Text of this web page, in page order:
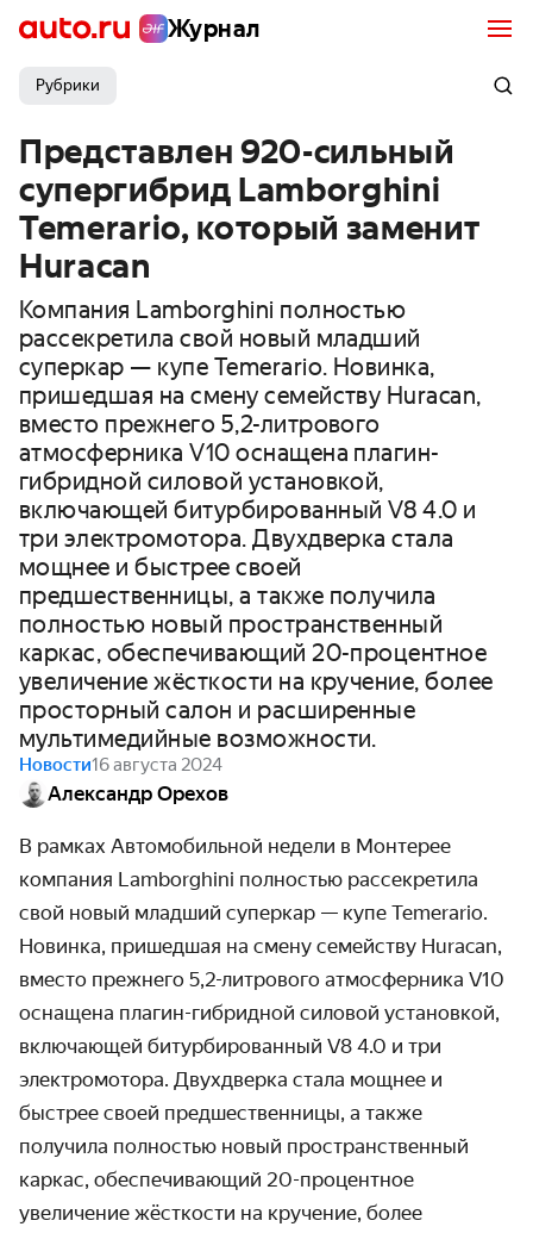
Журнал
Рубрики
Представлен 920-сильный
супергибрид Lamborghini
Temerario, который заменит
Huracan
Компания Lamborghini полностью
рассекретила свой новый младший
суперкар — купе Temerario. Новинка,
пришедшая на смену семейству Huracan,
вместо прежнего 5,2-литрового
атмосферника V10 оснащена плагин-
гибридной силовой установкой,
включающей битурбированный V8 4.0 и
три электромотора. Двухдверка стала
мощнее и быстрее своей
предшественницы, а также получила
полностью новый пространственный
каркас, обеспечивающий 20-процентное
увеличение жёсткости на кручение, более
просторный салон и расширенные
мультимедийные возможности.
Новости16 августа 2024
Александр Орехов
В рамках Автомобильной недели в Монтерее
компания Lamborghini полностью рассекретила
свой новый младший суперкар — купе Temerario.
Новинка, пришедшая на смену семейству Huracan,
вместо прежнего 5,2-литрового атмосферника V10
оснащена плагин-гибридной силовой установкой,
включающей битурбированный V8 4.0 и три
электромотора. Двухдверка стала мощнее и
быстрее своей предшественницы, а также
получила полностью новый пространственный
каркас, обеспечивающий 20-процентное
увеличение жёсткости на кручение, более